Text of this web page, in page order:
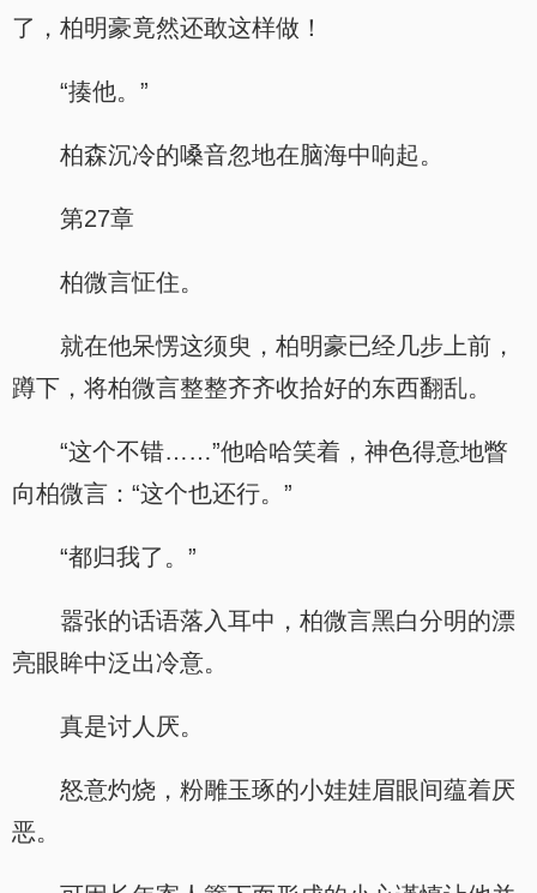
了，柏明豪竟然还敢这样做！
“揍他。”
柏森沉冷的嗓音忽地在脑海中响起。
第27章
柏微言怔住。
就在他呆愣这须臾，柏明豪已经几步上前，
蹲下，将柏微言整整齐齐收拾好的东西翻乱。
“这个不错……”他哈哈笑着，神色得意地瞥
向柏微言：“这个也还行。”
“都归我了。”
嚣张的话语落入耳中，柏微言黑白分明的漂
亮眼眸中泛出冷意。
真是讨人厌。
怒意灼烧，粉雕玉琢的小娃娃眉眼间蕴着厌
恶。